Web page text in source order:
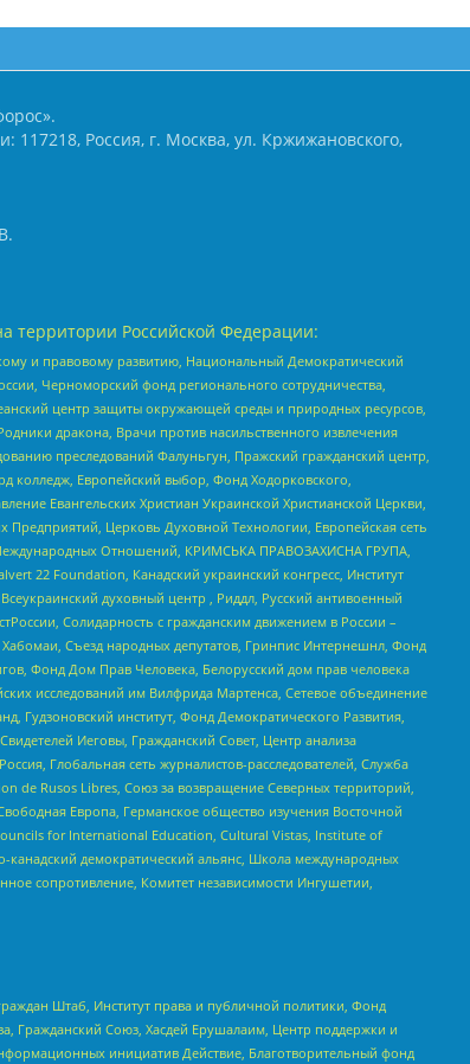
117218, Россия, г. Москва, ул. Кржижановского,
территории Российской Федерации:
и правовому развитию, Национальный Демократический
Черноморский фонд регионального сотрудничества,
центр защиты окружающей среды и природных ресурсов,
дракона, Врачи против насильственного извлечения
преследований Фалуньгун, Пражский гражданский центр,
колледж, Европейский выбор, Фонд Ходорковского,
Евангельских Христиан Украинской Христианской Церкви,
Церковь Духовной Технологии, Европейская сеть
Отношений, КРИМСЬКА ПРАВОЗАХИСНА ГРУПА,
22 Foundation, Канадский украинский конгресс, Институт
духовный центр , Риддл, Русский антивоенный
Солидарность с гражданским движением в России –
Съезд народных депутатов, Гринпис Интернешнл, Фонд
Фонд Дом Прав Человека, Белорусский дом прав человека
исследований им Вилфрида Мартенса, Сетевое объединение
Гудзоновский институт, Фонд Демократического Развития,
Иеговы, Гражданский Совет, Центр анализа
Глобальная сеть журналистов-расследователей, Служба
de Rusos Libres, Союз за возвращение Северных территорий,
Европа, Германское общество изучения Восточной
for International Education, Cultural Vistas, Institute of
демократический альянс, Школа международных
сопротивление, Комитет независимости Ингушетии,
Штаб, Институт права и публичной политики, Фонд
Гражданский Союз, Хасдей Ерушалаим, Центр поддержки и
инициатив Действие, Благотворительный фонд